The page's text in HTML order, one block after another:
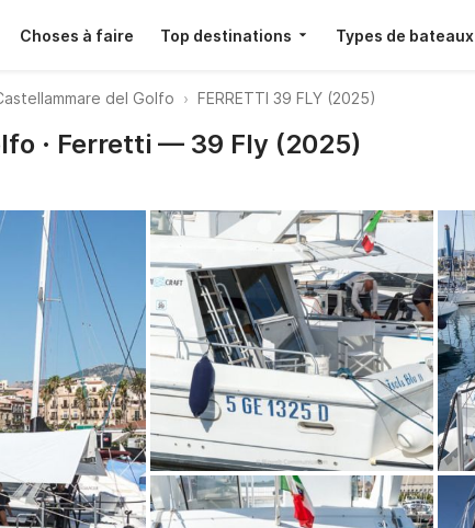
Choses à faire Top destinations Types de bateaux
del Golfo FERRETTI 39 FLY (2025)
· Ferretti — 39 Fly (2025)